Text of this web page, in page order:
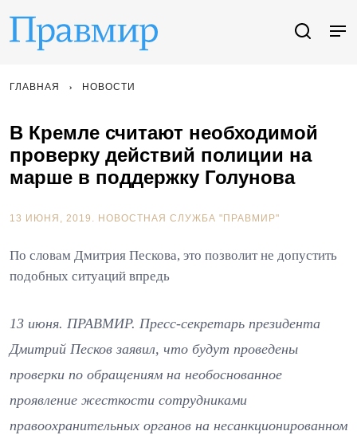
ГЛАВНАЯ НОВОСТИ
В Кремле считают необходимой
проверку действий полиции на
марше в поддержку Голунова
13 ИЮНЯ, 2019. НОВОСТНАЯ СЛУЖБА "ПРАВМИР"
По словам Дмитрия Пескова, это позволит не допустить
подобных ситуаций впредь
13 июня. ПРАВМИР. Пресс-секретарь президента
Дмитрий Песков заявил, что будут проведены
проверки по обращениям на необоснованное
проявление жесткости сотрудниками
правоохранительных органов на несанкционированном